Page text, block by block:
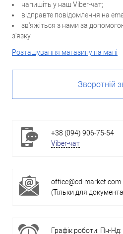
напишіть у наш Viber-чат;
відправте повідомлення на
зв'яжіться з нами за
з'язку.
Розташування магазину на мапі
Зворотній
+38 (094) 906-75-54
Viber-чат
office@cd-
(Тільки для
Графік роботи: Пн-Нд: